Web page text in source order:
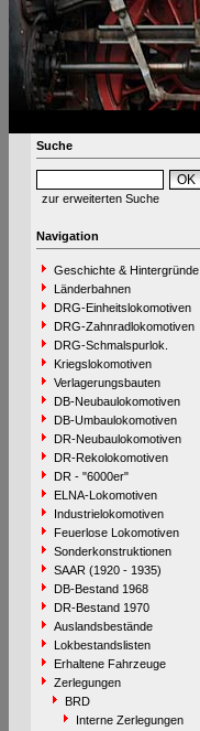
Suche
zur erweiterten Suche
Navigation
Geschichte & Hintergründe
Länderbahnen
DRG-Einheitslokomotiven
DRG-Zahnradlokomotiven
DRG-Schmalspurlok.
Kriegslokomotiven
Verlagerungsbauten
DB-Neubaulokomotiven
DB-Umbaulokomotiven
DR-Neubaulokomotiven
DR-Rekolokomotiven
DR - "6000er"
ELNA-Lokomotiven
Industrielokomotiven
Feuerlose Lokomotiven
Sonderkonstruktionen
SAAR (1920 - 1935)
DB-Bestand 1968
DR-Bestand 1970
Auslandsbestände
Lokbestandslisten
Erhaltene Fahrzeuge
Zerlegungen
BRD
Interne Zerlegungen